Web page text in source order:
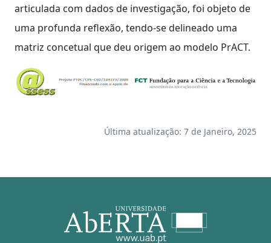
articulada com dados de investigação, foi objeto de
uma profunda reflexão, tendo-se delineado uma
matriz concetual que deu origem ao modelo PrACT.
Última atualização: 7 de Janeiro, 2025